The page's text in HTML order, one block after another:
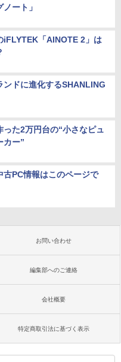
ノート」
iFLYTEK「AINOTE 2」は
ンドに進化するSHANLING
った2万円台の“小さなピュ
カー”
古PC情報はこのページで
お問い合わせ
編集部へのご連絡
会社概要
特定商取引法に基づく表示